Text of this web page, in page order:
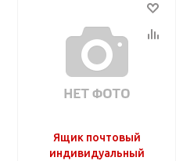
Ящик почтовый
индивидуальный